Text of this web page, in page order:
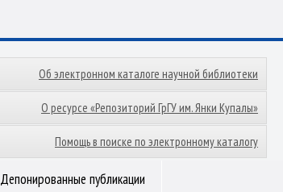
Об электронном каталоге научной библиотеки
О ресурсе «Репозиторий ГрГУ им. Янки Купалы»
Помощь в поиске по электронному каталогу
Депонированные публикации